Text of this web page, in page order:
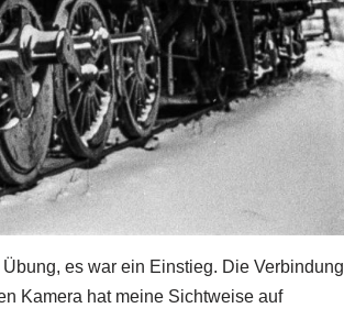
es war ein Einstieg. Die Verbindung
Kamera hat meine Sichtweise auf